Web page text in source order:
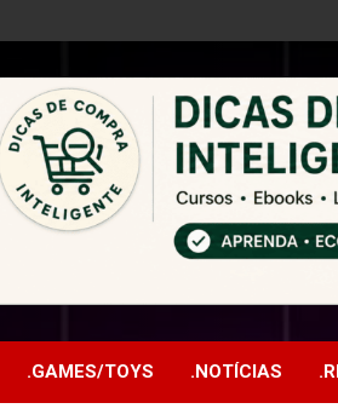
.GAMES/TOYS .NOTÍCIAS